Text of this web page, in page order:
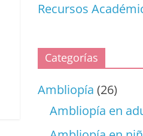
Recursos
Categorías
Ambliopía (26)
Ambliopía en